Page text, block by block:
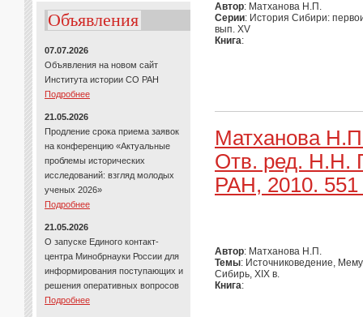
Объявления
07.07.2026
Объявления на новом сайт
Института истории СО РАН
Подробнее
21.05.2026
Продление срока приема заявок
на конференцию «Актуальные
проблемы исторических
исследований: взгляд молодых
ученых 2026»
Подробнее
21.05.2026
О запуске Единого контакт-
центра Минобрнауки России для
информирования поступающих и
решения оперативных вопросов
Подробнее
Автор: Матханова Н.П.
Серии: История Сибири:
вып. XV
Книга:
Матханова
Отв. ред. Н.Н.
РАН, 2010. 551
Автор: Матханова Н.П.
Темы: Источниковедение,
Сибирь, XIX в.
Книга: